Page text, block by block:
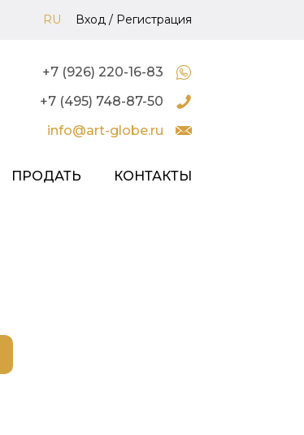
RU Вход / Регистрация
+7 (926) 220-16-83
+7 (495) 748-87-50
info@art-globe.ru
ПРОДАТЬ КОНТАКТЫ